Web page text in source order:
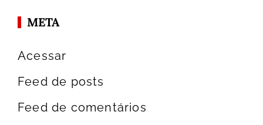
META
Acessar
Feed de posts
Feed de comentários